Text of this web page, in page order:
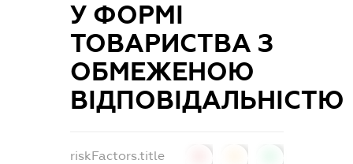
У ФОРМІ
ТОВАРИСТВА З
ОБМЕЖЕНОЮ
ВІДПОВІДАЛЬНІСТЮ
riskFactors.title